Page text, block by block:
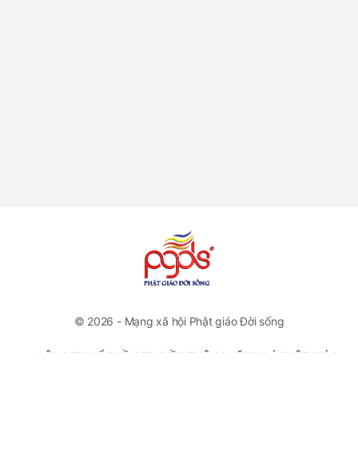
© 2026 - Mạng xã hội Phật giáo Đời sống
CÔNG TY CỔ PHẦN TRUYỀN THÔNG VĂN HOÁ PHẬT GIÁO